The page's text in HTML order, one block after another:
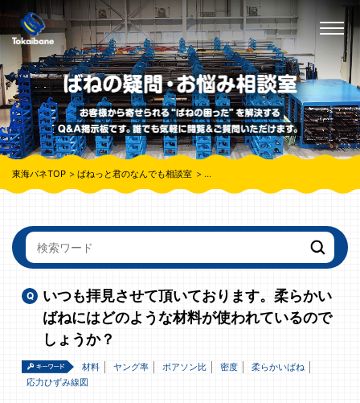
東海バネTOP ばねっと君のなんでも相談室 いつも拝見させて頂いております。
いつも拝見させて頂いております。柔らかい
ばねにはどのような材料が使われているので
しょうか？
材料 ヤング率 ポアソン比 密度
柔らかいばね
応力ひずみ線図